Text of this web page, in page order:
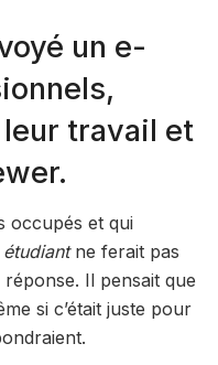
un e-
travail et
occupés et qui
ne ferait pas
Il pensait que
si c’était juste pour